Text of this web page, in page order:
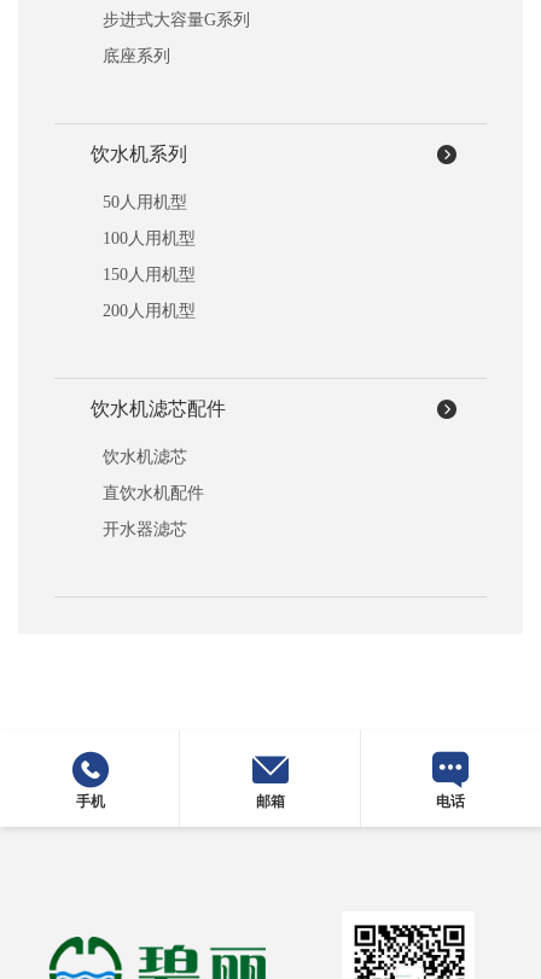
步进式大容量G系列
底座系列
饮水机系列
50人用机型
100人用机型
150人用机型
200人用机型
饮水机滤芯配件
饮水机滤芯
直饮水机配件
开水器滤芯
手机 邮箱 电话